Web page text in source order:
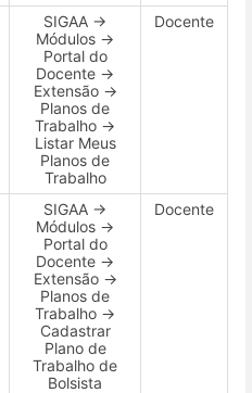
SIGAA →
Módulos →
Portal do
Docente →
Extensão →
Planos de
Trabalho →
Listar Meus
Planos de
Trabalho
Docente
SIGAA →
Módulos →
Portal do
Docente →
Extensão →
Planos de
Trabalho →
Cadastrar
Plano de
Trabalho de
Bolsista
Docente